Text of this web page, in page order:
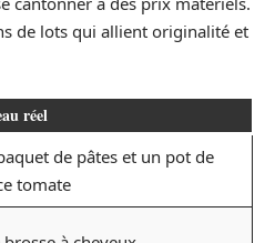
de lots qui allient originalité et
réel
de pâtes et un pot de
tomate